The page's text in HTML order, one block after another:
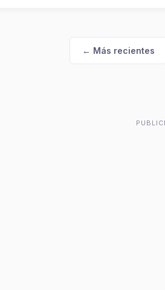
← Más recientes